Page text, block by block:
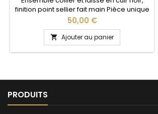
finition point sellier fait main Pièce unique
Prix
50,00 €
 Ajouter au panier
PRODUITS